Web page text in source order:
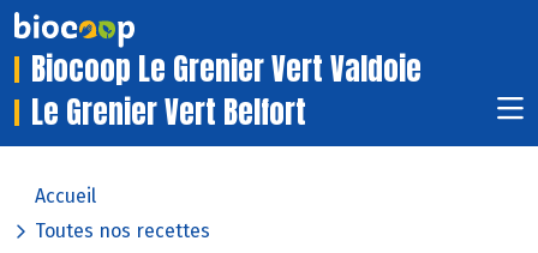
Biocoop Le Grenier Vert Valdoie
Le Grenier Vert Belfort
Accueil
Toutes nos recettes